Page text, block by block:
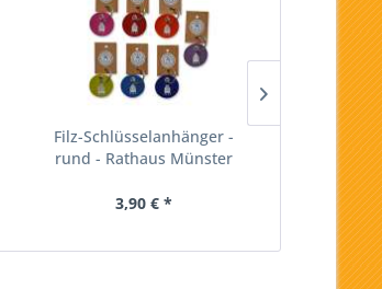
Filz-Schlüsselanhänger -
rund - Rathaus Münster
3,90 € * ab